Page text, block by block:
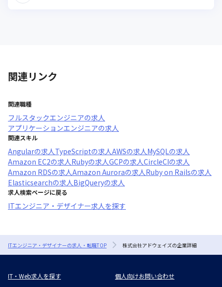
関連リンク
関連職種
フルスタックエンジニアの求人
アプリケーションエンジニアの求人
関連スキル
Angularの求人 TypeScriptの求人AWSの求人 MySQLの求人
Amazon EC2の求人 Rubyの求人GCPの求人CircleCIの求人
Amazon RDSの求人Amazon Auroraの求人 Ruby on Railsの求人
Elasticsearchの求人 BigQueryの求人
求人検索ページに戻る
ITエンジニア・デザイナー求人を探す
ITエンジニア・デザイナーの求人・転職TOP 株式会社アドウェイズの企業詳細
IT・Web求人を探す
個人向けお問い合わせ